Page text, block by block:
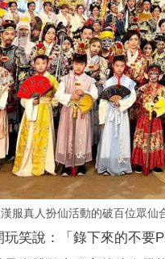
服真人扮仙活動的破百位眾仙
笑說：「錄下來的不要